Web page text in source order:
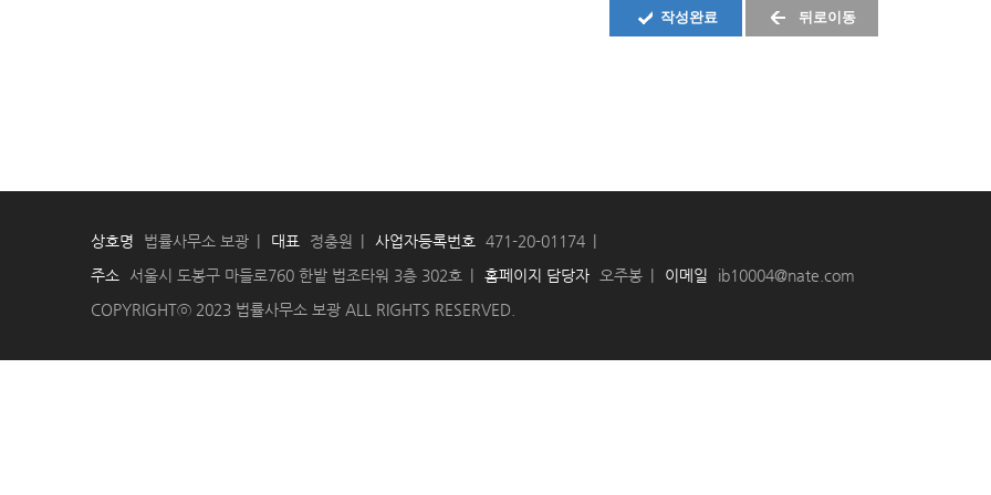
작성완료 뒤로이동
상호명 법률사무소 보광 대표 정충원 사업자등록번호
471-20-01174
주소
서울시 도봉구 마들로760 한밭 법조타워 3층 302호 홈페이지 담당자 오주봉 이메일
ib10004@nate.com
COPYRIGHTⓒ 2023 법률사무소 보광 ALL RIGHTS RESERVED.